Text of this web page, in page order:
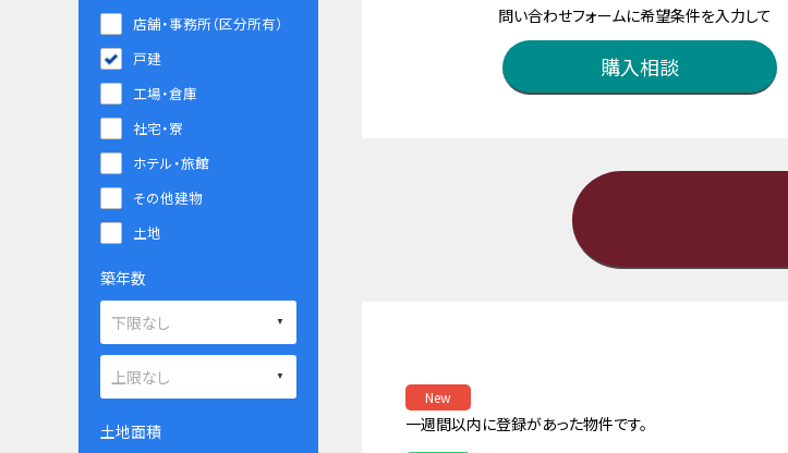
問い合わせフォームに希望条件を入力して
購入相談
New
一週間以内に登録があった物件です。
店舗・事務所（区分所有）
戸建
工場・倉庫
社宅・寮
ホテル・旅館
その他建物
土地
築年数
土地面積